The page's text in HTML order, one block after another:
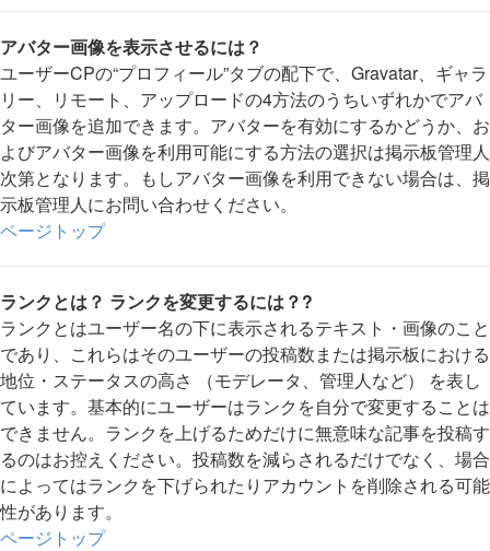
アバター画像を表示させるには？
ユーザーCPの“プロフィール”タブの配下で、Gravatar、ギャラ
リー、リモート、アップロードの4方法のうちいずれかでアバ
ター画像を追加できます。アバターを有効にするかどうか、お
よびアバター画像を利用可能にする方法の選択は掲示板管理人
次第となります。もしアバター画像を利用できない場合は、掲
示板管理人にお問い合わせください。
ページトップ
ランクとは？ ランクを変更するには？?
ランクとはユーザー名の下に表示されるテキスト・画像のこと
であり、これらはそのユーザーの投稿数または掲示板における
地位・ステータスの高さ （モデレータ、管理人など） を表し
ています。基本的にユーザーはランクを自分で変更することは
できません。ランクを上げるためだけに無意味な記事を投稿す
るのはお控えください。投稿数を減らされるだけでなく、場合
によってはランクを下げられたりアカウントを削除される可能
性があります。
ページトップ